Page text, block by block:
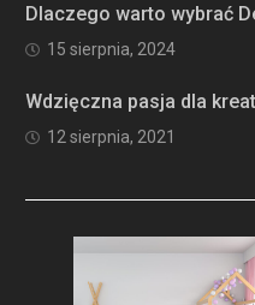
Dlaczego warto wybrać
15 sierpnia, 2024
Wdzięczna pasja dla
12 sierpnia, 2021